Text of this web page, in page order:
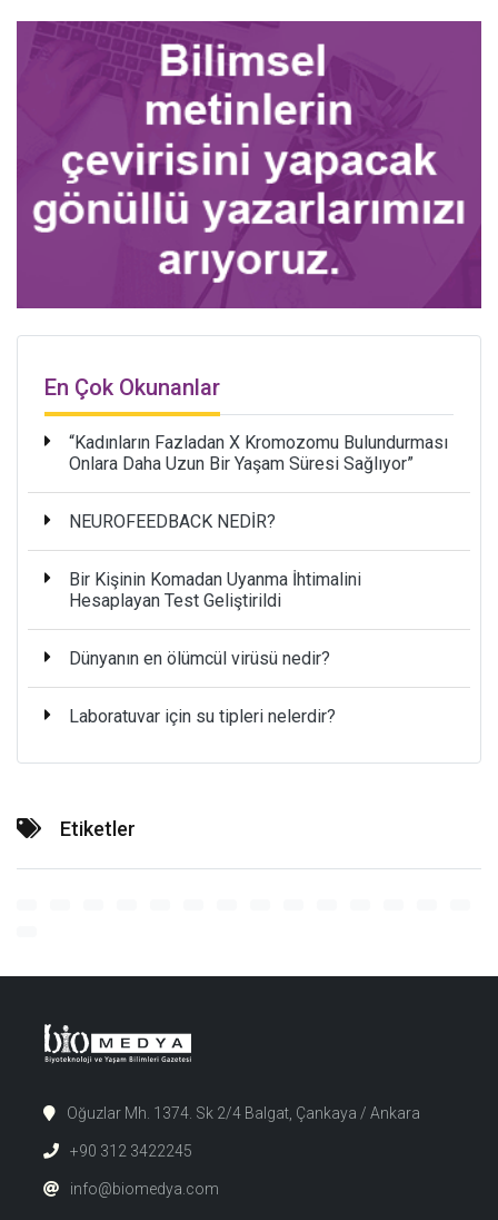
En Çok Okunanlar
“Kadınların Fazladan X Kromozomu Bulundurması
Onlara Daha Uzun Bir Yaşam Süresi Sağlıyor”
NEUROFEEDBACK NEDİR?
Bir Kişinin Komadan Uyanma İhtimalini
Hesaplayan Test Geliştirildi
Dünyanın en ölümcül virüsü nedir?
Laboratuvar için su tipleri nelerdir?
Etiketler
Oğuzlar Mh. 1374. Sk 2/4 Balgat, Çankaya / Ankara
+90 312 3422245
info@biomedya.com